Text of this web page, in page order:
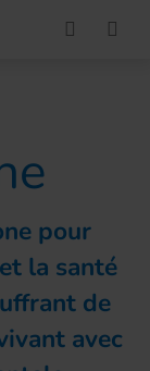
pour
la santé
de
avec